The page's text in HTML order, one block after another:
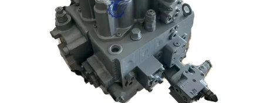
SOUMISSION